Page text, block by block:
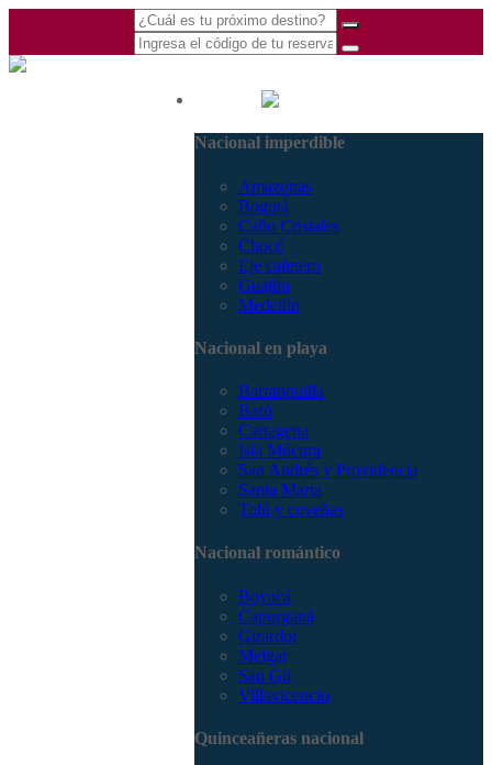
Nacional imperdible
Amazonas
Bogotá
Caño Cristales
Chocó
Eje cafetero
Guajira
Medellín
Nacional en playa
Barranquilla
Barú
Cartagena
Isla Múcura
San Andrés y Providencia
Santa Marta
Tolú y coveñas
Nacional romántico
Boyacá
Capurganá
Girardot
Melgar
San Gil
Villavicencio
Quinceañeras nacional